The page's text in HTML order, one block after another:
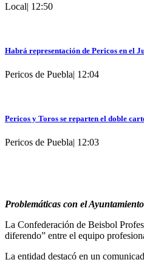
Local| 12:50
Habrá representación de Pericos en el
Pericos de Puebla| 12:04
Pericos y Toros se reparten el doble
Pericos de Puebla| 12:03
Problemáticas con el
La Confederación de Beisbol
diferendo” entre el equipo
La entidad destacó en un